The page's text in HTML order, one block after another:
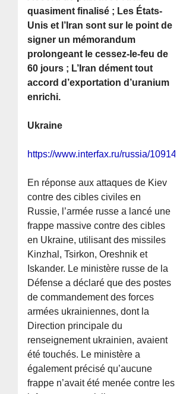
quasiment finalisé ; Les États-
Unis et l’Iran sont sur le point de
signer un mémorandum
prolongeant le cessez-le-feu de
60 jours ; L’Iran dément tout
accord d’exportation d’uranium
enrichi.
Ukraine
https://www.interfax.ru/russia/1091493
En réponse aux attaques de Kiev
contre des cibles civiles en
Russie, l’armée russe a lancé une
frappe massive contre des cibles
en Ukraine, utilisant des missiles
Kinzhal, Tsirkon, Oreshnik et
Iskander. Le ministère russe de la
Défense a déclaré que des postes
de commandement des forces
armées ukrainiennes, dont la
Direction principale du
renseignement ukrainien, avaient
été touchés. Le ministère a
également précisé qu’aucune
frappe n’avait été menée contre les